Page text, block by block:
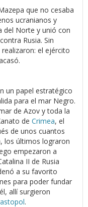
que no cesaba
ucranianos y
del Norte y unió con
Rusia. Sin
el ejército
un papel estratégico
para el mar Negro.
de Azov y toda la
de Crimea, el
de unos cuantos
los últimos lograron
empezaron a
II de Rusia
a su favorito
para poder fundar
allí surgieron
.